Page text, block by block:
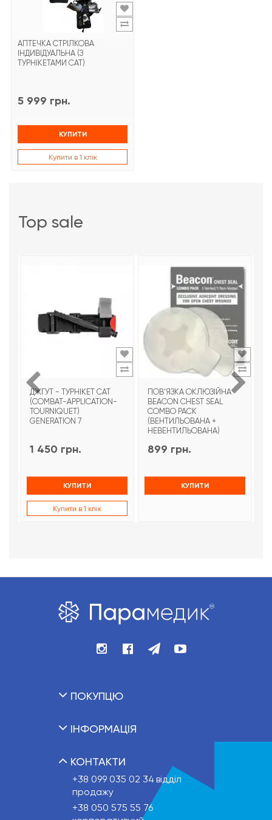
АПТЕЧКА СТРІЛКОВА
ІНДИВІДУАЛЬНА (З
ТУРНІКЕТАМИ CAT)
5 999 грн.
КУПИТИ
Купити в 1 клік
top sale
ДЖГУТ - ТУРНІКЕТ CAT
(COMBAT-APPLICATION-
TOURNIQUET)
GENERATION 7
1 450 грн.
КУПИТИ
Купити в 1 клік
ПОВ'ЯЗКА ОКЛЮЗІЙНА
BEACON CHEST SEAL
COMBO PACK
(ВЕНТИЛЬОВАНА +
НЕВЕНТИЛЬОВАНА)
899 грн.
КУПИТИ
ПОКУПЦЮ
ІНФОРМАЦІЯ
КОНТАКТИ
+38 099 035 02 34 відділ
продажу
+38 050 575 55 76